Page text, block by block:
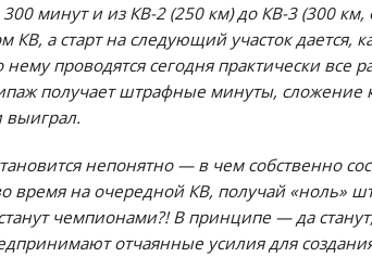
минут и из КВ-2 (250 км) до КВ-3 (300
КВ, а старт на следующий участок дается,
проводятся сегодня практически все
получает штрафные минуты, сложение
выиграл.
непонятно — в чем собственно
время на очередной КВ, получай «ноль»
чемпионами?! В принципе — да
отчаянные усилия для